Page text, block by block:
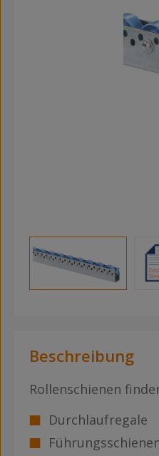
Beschreibung
Rollenschienen
Durchlaufregale